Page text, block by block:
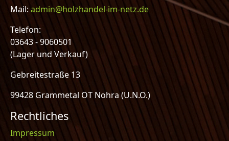
Mail: admin@holzhandel-im-netz.de
Telefon:
03643 - 9060501
(Lager und Verkauf)
Gebreitestraße 13
99428 Grammetal OT Nohra (U.N.O.)
Rechtliches
Impressum